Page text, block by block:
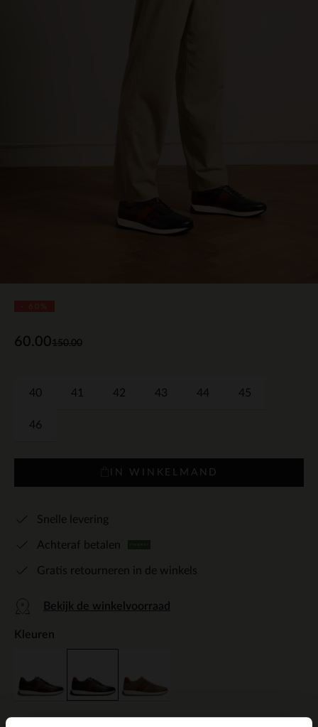
150.00
60.00
40 41 42 43 44 45
46
IN WINKELMAND
Snelle levering
Achteraf betalen
Gratis retourneren in de winkels
Bekijk de winkelvoorraad
Kleuren